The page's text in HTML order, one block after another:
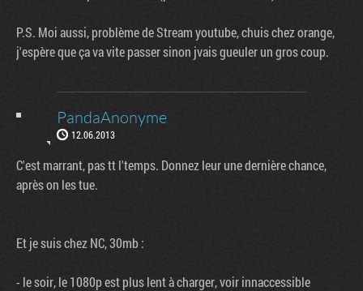
P.S. Moi aussi, problème de Stream youtube, chuis chez orange,
j'espère que ça va vite passer sinon jvais gueuler un gros coup.
PandaAnonyme
12.06.2013
C'est marrant, pas tt l'temps. Donnez leur une dernière chance,
après on les tue.
Et je suis chez NC, 30mb :
- le soir, le 1080p est plus lent à charger, voir innaccessible